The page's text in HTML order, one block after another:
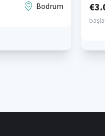
Bodrum